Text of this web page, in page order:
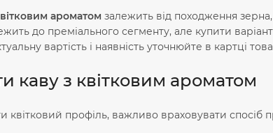
ароматом залежить від походження зерна,
до преміального сегменту, але купити варіант
вартість і наявність уточнюйте в картці
каву з квітковим ароматом
квітковий профіль, важливо враховувати спосіб